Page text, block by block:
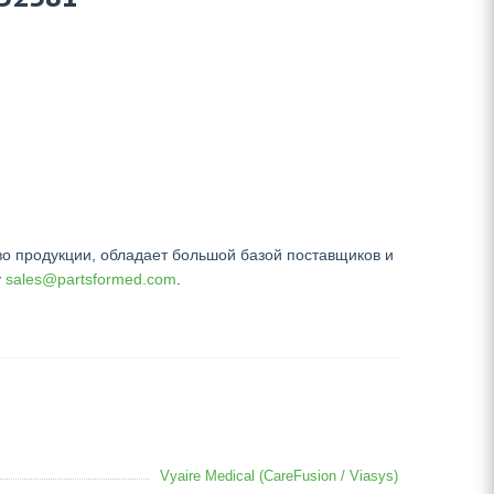
продукции, обладает большой базой поставщиков и
sales@partsformed.com
Vyaire Medical (CareFusion / Viasys)